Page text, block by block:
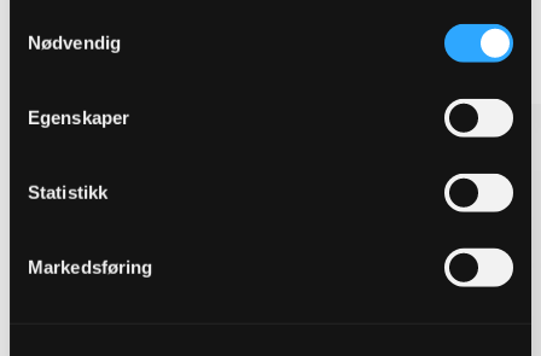
Nødvendig
Egenskaper
Statistikk
Markedsføring
Se alle overvannsløsninger